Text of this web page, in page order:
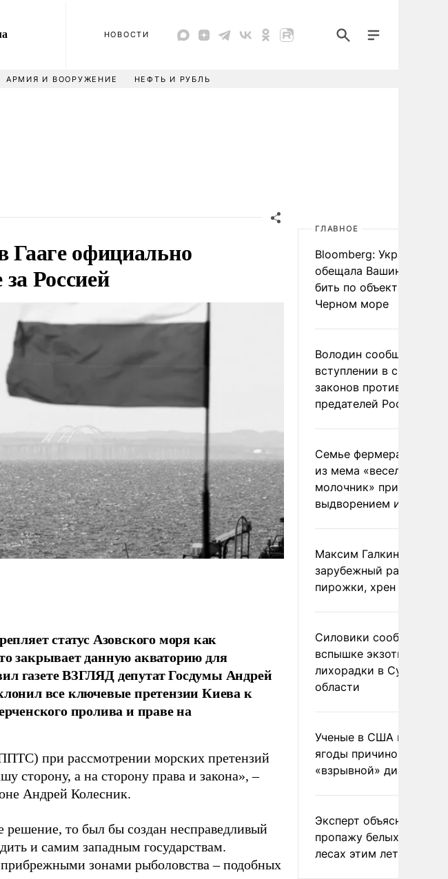
НОВОСТИ
АРМИЯ И ВООРУЖЕНИЕ НЕФТЬ И РУБЛЬ
Гааге официально
Россией
статус Азовского моря как
закрывает данную акваторию для
газете ВЗГЛЯД депутат Госдумы Андрей
все ключевые претензии Киева к
пролива и праве на
при рассмотрении морских претензий
сторону, а на сторону права и закона», –
Андрей Колесник.
решение, то был бы создан несправедливый
и самим западным государствам.
зонами рыболовства – подобных
ГЛАВНОЕ
Bloomberg: Украина
обещала Вашингтону не
бить по объектам КТК в
Черном море
Володин сообщил о
вступлении в силу
законов против
предателей России
Семье фермера
из мема «веселый
молочник» пригрозили
выдворением из
Максим Галкин
зарубежный райдер
пирожки, хрен и морс
Силовики сообщили о
вспышке экзотической
лихорадки в Сумской
области
Ученые в США назвали
ягоды причиной
«взрывной» диареи
Эксперт объяснил
пропажу белых грибов
лесах этим летом